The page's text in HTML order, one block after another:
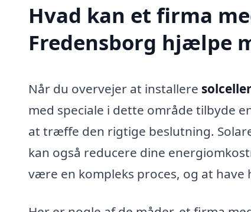
Hvad kan et firma
Fredensborg hjælpe
Når du overvejer at installere
med speciale i dette område tilbyde
at træffe den rigtige beslutning.
kan også reducere dine
være en kompleks proces, og at